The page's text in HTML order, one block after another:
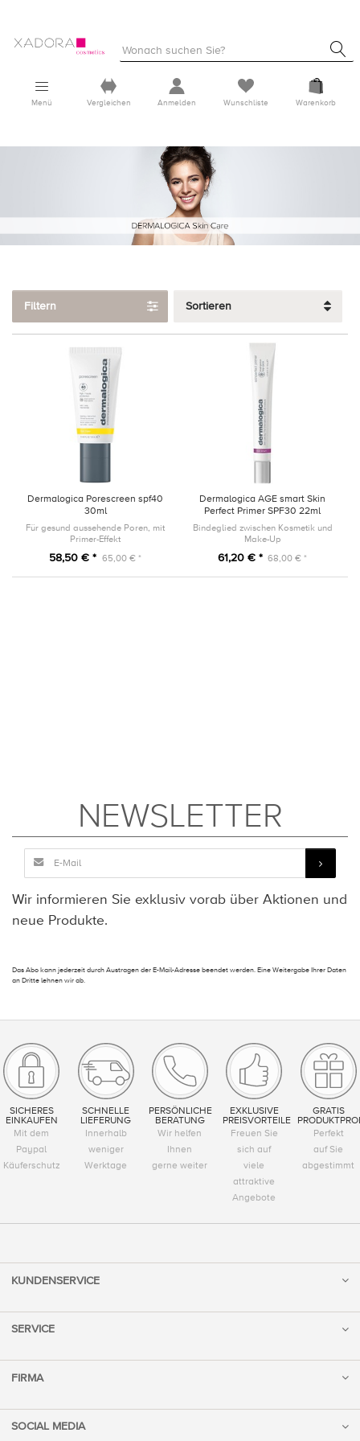
Menü Vergleichen Anmelden Wunschliste Warenkorb
Filtern Sortieren
Dermalogica Porescreen spf40
30ml
Für gesund aussehende Poren, mit
Primer-Effekt
58,50 € * 65,00 € *
Dermalogica AGE smart Skin
Perfect Primer SPF30 22ml
Bindeglied zwischen Kosmetik und
Make-Up
61,20 € * 68,00 € *
NEWSLETTER
Wir informieren Sie exklusiv vorab über Aktionen und
neue Produkte.
Das Abo kann jederzeit durch Austragen der E-Mail-Adresse beendet werden. Eine Weitergabe Ihrer Daten
an Dritte lehnen wir ab.
SICHERES
EINKAUFEN
Mit dem
Paypal
Käuferschutz
SCHNELLE
LIEFERUNG
Innerhalb
weniger
Werktage
PERSÖNLICHE
BERATUNG
Wir helfen
Ihnen
gerne weiter
EXKLUSIVE
PREISVORTEILE
Freuen Sie
sich auf
viele
attraktive
Angebote
GRATIS
Perfekt
auf Sie
abgestimmt
KUNDENSERVICE
SERVICE
FIRMA
SOCIAL MEDIA